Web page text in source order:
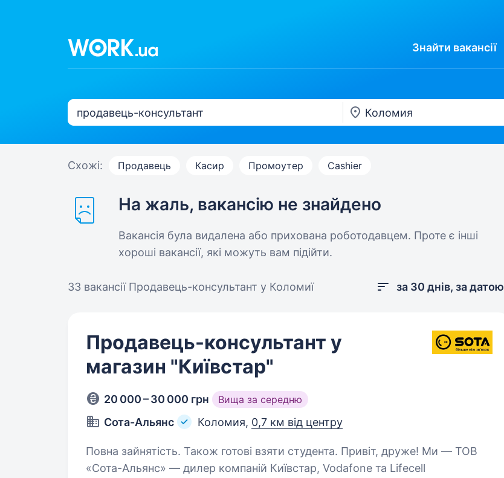
Знайти вакансії
Схожі: Продавець Касир Промоутер Cashier
На жаль, вакансію не знайдено
Вакансія була видалена або прихована роботодавцем. Проте є інші
хороші вакансії, які можуть вам підійти.
33 вакансії Продавець-консультант у Коломиї за 30 днів, за датою
Продавець-консультант у
магазин "Київстар"
20 000 – 30 000 грн Вища за середню
Сота-Альянс Коломия, 0,7 км від центру
Повна зайнятість. Також готові взяти студента. Привіт, друже! Ми — ТОВ
«Сота-Альянс» — дилер компаній Київстар, Vodafone та Lifecell